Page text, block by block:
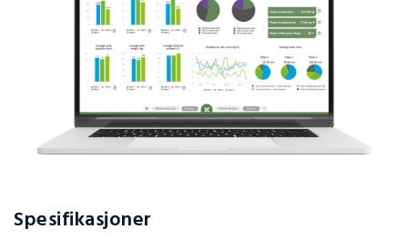
Spesifikasjoner